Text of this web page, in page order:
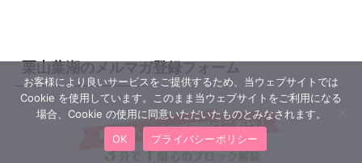
栗山葉湖のメルマガ登録フォーム
お客様により良いサービスをご提供するため、当ウェブサイトでは
Cookie を使用しています。このまま当ウェブサイトをご利用になる
場合、Cookie の使用に同意いただいたものとみなされます。
OK
プライバシーポリシー